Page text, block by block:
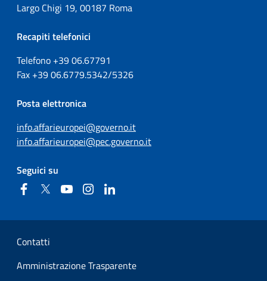
Largo Chigi 19, 00187 Roma
Recapiti telefonici
Telefono +3906.67791
Fax +3906.6779.5342/5326
Posta elettronica
info.affarieuropei@governo.it
info.affarieuropei@pec.governo.it
Seguici su
FacebookTwitter YouTubeInstagram
Sezione Link Utili
Contatti
Amministrazione Trasparente